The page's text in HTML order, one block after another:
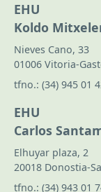
EHU
Koldo
Nieves Cano, 33
01006 Vitoria-
tfno.: (34) 945 01
EHU
Carlos
Elhuyar plaza, 2
20018 Donostia-
tfno.: (34) 943 01